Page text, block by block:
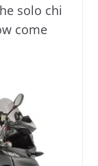
solo chi
come